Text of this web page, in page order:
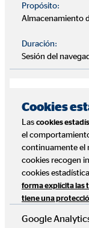
Propósito:
Almacenamiento
Duración:
Sesión del
Cookies
Las cookies
el
continuamente el
cookies recogen
cookies
forma explícita las
tiene una
Google